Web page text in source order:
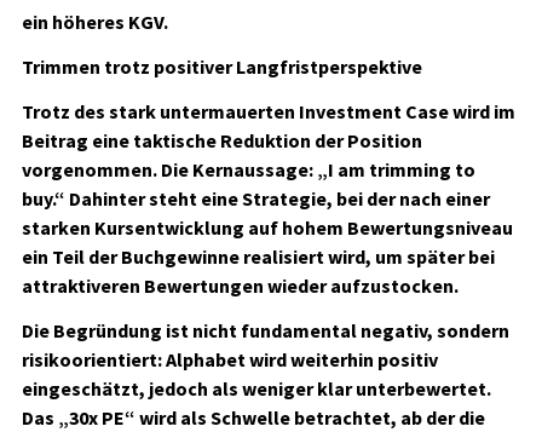
ein höheres KGV.
Trimmen trotz positiver Langfristperspektive
Trotz des stark untermauerten Investment Case wird im
Beitrag eine taktische Reduktion der Position
vorgenommen. Die Kernaussage: „I am trimming to
buy.“ Dahinter steht eine Strategie, bei der nach einer
starken Kursentwicklung auf hohem Bewertungsniveau
ein Teil der Buchgewinne realisiert wird, um später bei
attraktiveren Bewertungen wieder aufzustocken.
Die Begründung ist nicht fundamental negativ, sondern
risikoorientiert: Alphabet wird weiterhin positiv
eingeschätzt, jedoch als weniger klar unterbewertet.
Das „30x PE“ wird als Schwelle betrachtet, ab der die